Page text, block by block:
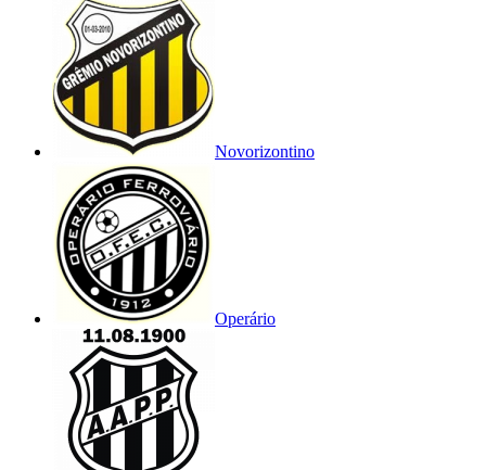
Novorizontino
Operário